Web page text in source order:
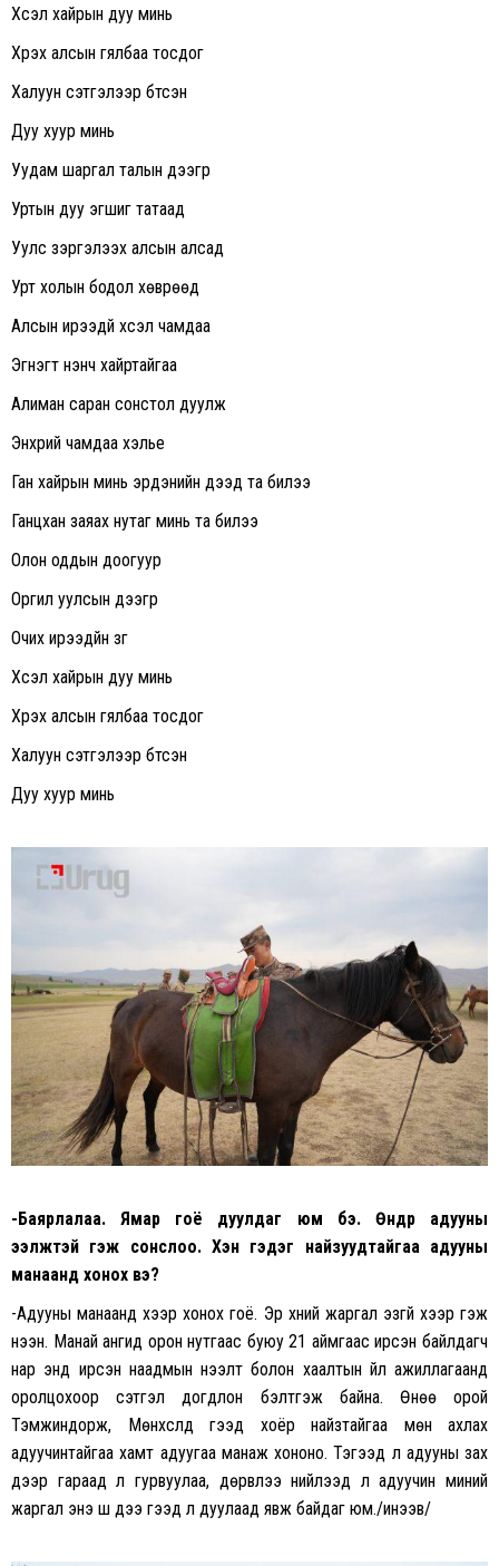
Хүсэл хайрын дуу минь
Хүрэх алсын гялбаа тосдог
Халуун сэтгэлээр бүтсэн
Дуу хуур минь
Уудам шаргал талын дээгүүр
Уртын дуу эгшиг татаад
Уулс зэргэлээх алсын алсад
Урт холын бодол хөврөөд
Алсын ирээдүй хүсэл чамдаа
Эгнэгт үнэнч хайртайгаа
Алиман саран сонстол дуулж
Энхрий чамдаа хэлье
Ган хайрын минь эрдэнийн дээд та билээ
Ганцхан заяах нутаг минь та билээ
Олон оддын доогуур
Оргил уулсын дээгүүр
Очих ирээдүйн зүг
Хүсэл хайрын дуу минь
Хүрэх алсын гялбаа тосдог
Халуун сэтгэлээр бүтсэн
Дуу хуур минь
-Баярлалаа. Ямар гоё дуулдаг юм бэ. Өнөөдөр адууны
ээлжтэй гэж сонслоо. Хэн гэдэг найзуудтайгаа адууны
манаанд хонох вэ?
-Адууны манаанд хээр хонох гоё. Эр хүний жаргал эзгүй хээр гэж
үнээн. Манай ангид орон нутгаас буюу 21 аймгаас ирсэн байлдагч
нар энд ирсэн наадмын нээлт болон хаалтын үйл ажиллагаанд
оролцохоор сэтгэл догдлон бэлтгэж байна. Өнөө орой
Тэмүүжиндорж, Мөнхсүлд гээд хоёр найзтайгаа мөн ахлах
адуучинтайгаа хамт адуугаа манаж хононо. Тэгээд л адууны зах
дээр гараад л гурвуулаа, дөрвүүлээ нийлээд л адуучин миний
жаргал энэ шүү дээ гээд л дуулаад явж байдаг юм./инээв/